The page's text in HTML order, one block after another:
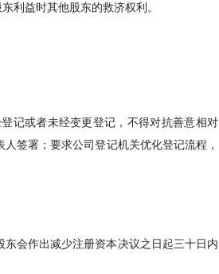
利益时其他股东的救济权利。
记或者未经变更登记，不得对抗善意相对
签署；要求公司登记机关优化登记流程，
会作出减少注册资本决议之日起三十日内